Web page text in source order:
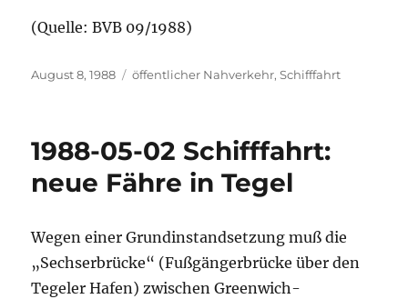
(Quelle: BVB 09/1988)
Veröffentlicht
August 8, 1988 Kategorien
öffentlicher Nahverkehr,Schifffahrt
1988-05-02 Schifffahrt:
neue Fähre in Tegel
Wegen einer Grundinstandsetzung muß die
„Sechserbrücke“ (Fußgängerbrücke über den
Tegeler Hafen) zwischen Greenwich-